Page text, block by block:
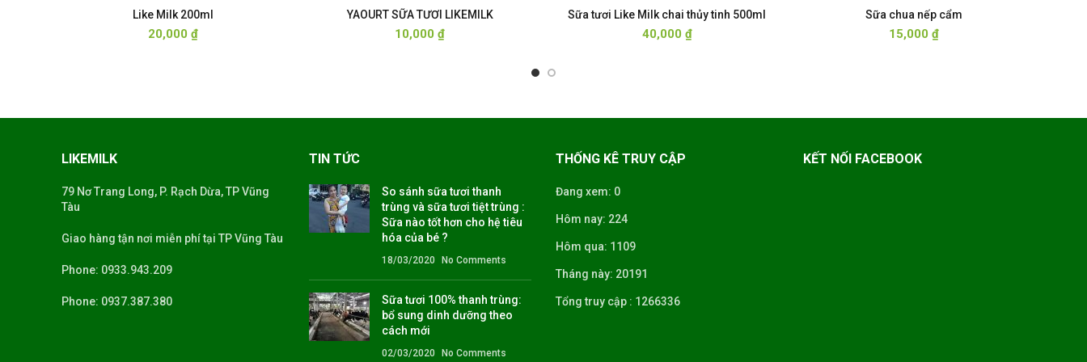
Like Milk 200ml
20,000 ₫
YAOURT SỮA TƯƠI LIKEMILK
10,000₫
Sữa tươi Like Milk chai thủy tinh 500ml
40,000 ₫
Sữa chua nếp cẩm
15,000₫
LIKEMILK
79 Nơ Trang Long, P. Rạch Dừa, TP Vũng
Tàu
Giao hàng tận nơi miễn phí tại TP Vũng Tàu
Phone: 0933.943.209
Phone: 0937.387.380
TIN TỨC
So sánh sữa tươi thanh
trùng và sữa tươi tiệt trùng :
Sữa nào tốt hơn cho hệ tiêu
hóa của bé ?
18/03/2020 No Comments
Sữa tươi 100% thanh trùng:
bổ sung dinh dưỡng theo
cách mới
02/03/2020 No Comments
THỐNG KÊ TRUY CẬP
Đang xem: 0
Hôm nay: 224
Hôm qua: 1109
Tháng này: 20191
Tổng truy cập : 1266336
KẾT NỐI FACEBOOK